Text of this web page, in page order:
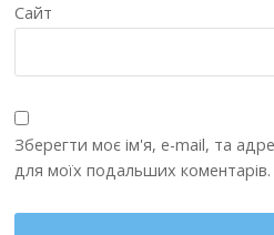
Сайт
Зберегти моє ім'я, e-mail, та
для моїх подальших коментарів.